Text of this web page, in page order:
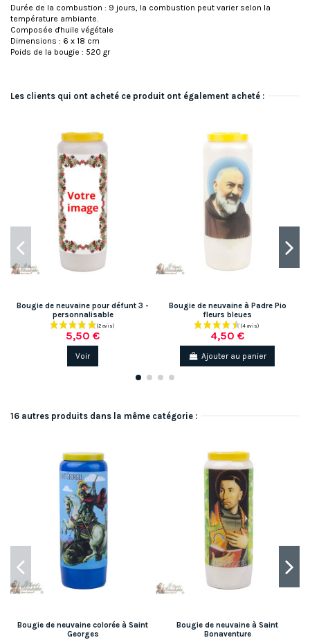
Durée de la combustion : 9 jours, la combustion peut varier selon la
température ambiante.
Composée d'huile végétale
Dimensions : 6 x 18 cm
Poids de la bougie : 520 gr
Les clients qui ont acheté ce produit ont également acheté :
Bougie de neuvaine pour défunt 3 -
personnalisable
5,50 €
Voir
Bougie de neuvaine à Padre Pio
fleurs bleues
4,50 €
Ajouter au panier
16 autres produits dans la même catégorie :
Bougie de neuvaine colorée à Saint
Georges
Bougie de neuvaine à Saint
Bonaventure